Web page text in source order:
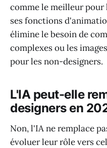
comme le meilleur pour
ses fonctions
élimine le besoin de
complexes ou les
pour les non-designers.
L'IA peut-elle
designers en
Non, l'IA ne remplace
évoluer leur rôle vers